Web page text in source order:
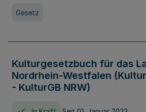
Gesetz
Kulturgesetzbuch für das
Nordrhein-Westfalen
- KulturGB NRW)